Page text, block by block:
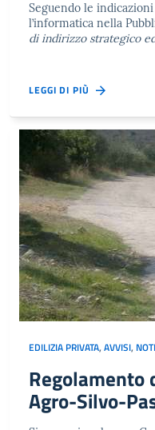
Seguendo le
l’informatica nella
di indirizzo strategico
LEGGI DI PIÙ
EDILIZIA PRIVATA, AVVISI,
Agro-Silvo-